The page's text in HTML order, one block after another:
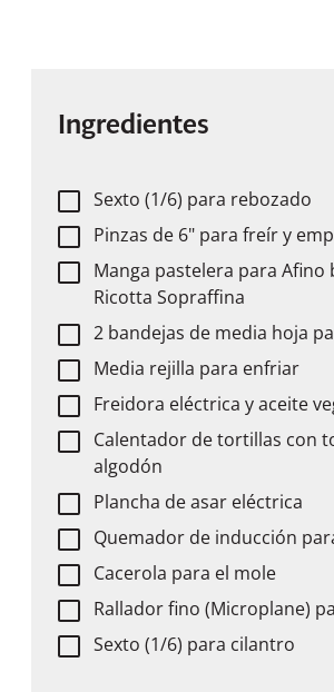
Ingredientes
Sexto (1/6) para rebozado
Pinzas de 6" para freír y
Manga pastelera para Afino
Ricotta Sopraffina
2 bandejas de media hoja
Media rejilla para enfriar
Freidora eléctrica y aceite
Calentador de tortillas con
algodón
Plancha de asar eléctrica
Quemador de inducción
Cacerola para el mole
Rallador fino (Microplane)
Sexto (1/6) para cilantro